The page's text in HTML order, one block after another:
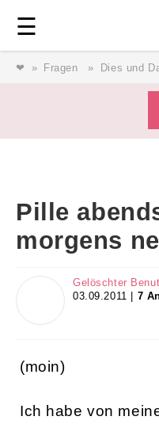
☰
❤ Fragen Dies und
Pille
morgens
Gelöschter
03.09.2011 | 7
(moin)
Ich habe von
Forum
AGB & Impressum